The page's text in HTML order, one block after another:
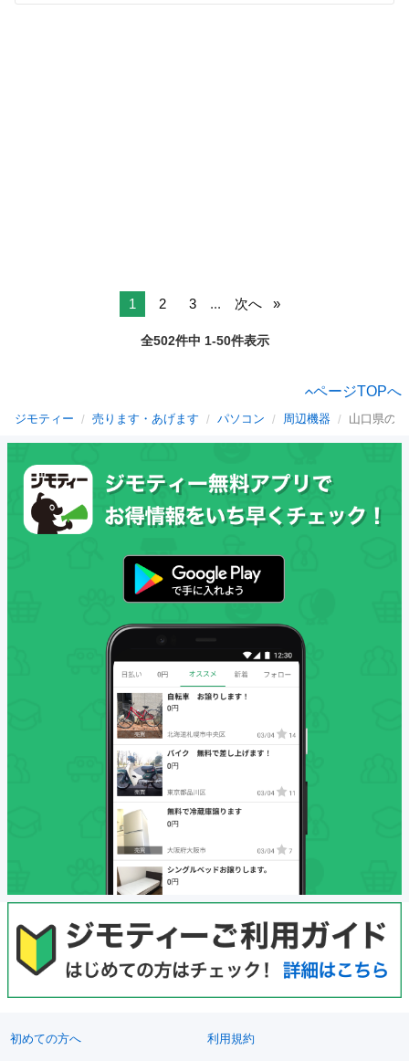
1 2 3 ... 次へ
全502件中 1-50件表示
ページTOPへ
ジモティー 売ります・あげます パソコン 周辺機器 山口県の
初めての方へ 利用規約